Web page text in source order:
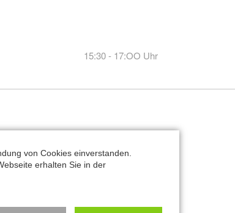
15:30 - 17:OO Uhr
von Cookies einverstanden.
erhalten Sie in der